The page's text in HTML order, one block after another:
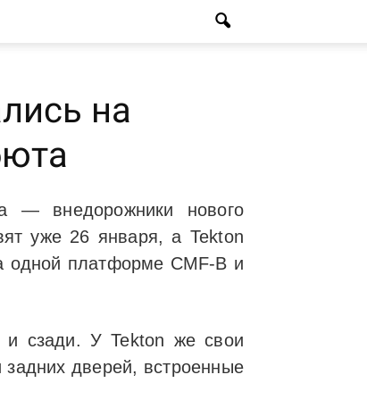
на
— внедорожники нового
уже 26 января, а Tekton
одной платформе CMF-B и
и сзади. У Tekton же свои
дверей, встроенные